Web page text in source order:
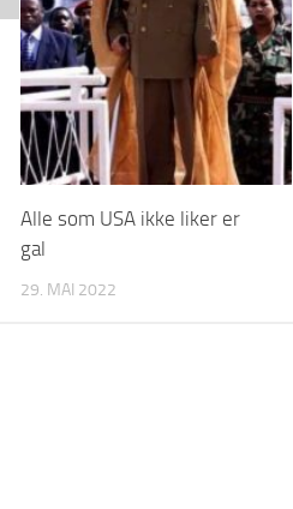
Alle som USA ikke liker er
gal
29. MAI 2022